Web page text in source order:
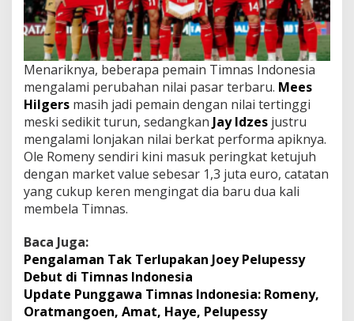
Menariknya, beberapa pemain Timnas Indonesia
mengalami perubahan nilai pasar terbaru. Mees
Hilgers masih jadi pemain dengan nilai tertinggi
meski sedikit turun, sedangkan Jay Idzes justru
mengalami lonjakan nilai berkat performa apiknya.
Ole Romeny sendiri kini masuk peringkat ketujuh
dengan market value sebesar 1,3 juta euro, catatan
yang cukup keren mengingat dia baru dua kali
membela Timnas.
Baca Juga:
Pengalaman Tak Terlupakan Joey Pelupessy
Debut di Timnas Indonesia
Update Punggawa Timnas Indonesia: Romeny,
Oratmangoen, Amat, Haye, Pelupessy